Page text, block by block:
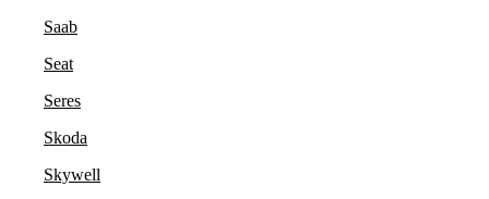
Saab
Seat
Seres
Skoda
Skywell